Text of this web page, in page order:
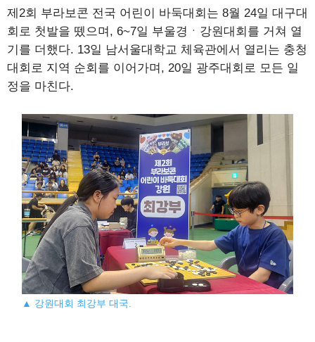
제2회 부라보콘 전국 어린이 바둑대회는 8월 24일 대구대
회로 첫발을 뗐으며, 6~7일 부울경ㆍ강원대회를 거쳐 열
기를 더했다. 13일 남서울대학교 체육관에서 열리는 충청
대회로 지역 순회를 이어가며, 20일 광주대회로 모든 일
정을 마친다.
▲ 강원대회 최강부 대국.